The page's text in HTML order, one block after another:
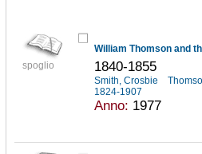
spoglio
William Thomson and
1840-1855
Smith, Crosbie
1824-1907
Anno: 1977